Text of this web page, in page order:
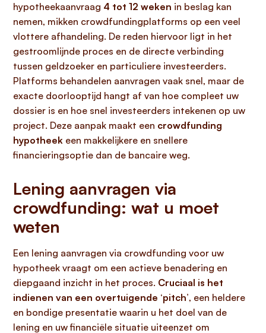
hypotheekaanvraag 4 tot 12 weken in beslag kan
nemen, mikken crowdfundingplatforms op een veel
vlottere afhandeling. De reden hiervoor ligt in het
gestroomlijnde proces en de directe verbinding
tussen geldzoeker en particuliere investeerders.
Platforms behandelen aanvragen vaak snel, maar de
exacte doorlooptijd hangt af van hoe compleet uw
dossier is en hoe snel investeerders intekenen op uw
project. Deze aanpak maakt een crowdfunding
hypotheek een makkelijkere en snellere
financieringsoptie dan de bancaire weg.
Lening aanvragen via
crowdfunding: wat u moet
weten
Een lening aanvragen via crowdfunding voor uw
hypotheek vraagt om een actieve benadering en
diepgaand inzicht in het proces. Cruciaal is het
indienen van een overtuigende ‘pitch’, een heldere
en bondige presentatie waarin u het doel van de
lening en uw financiële situatie uiteenzet om